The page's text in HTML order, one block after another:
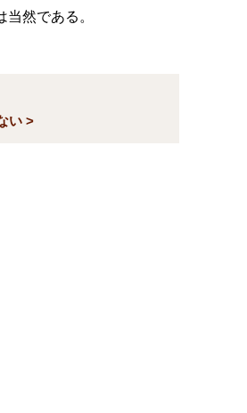
然である。
い >